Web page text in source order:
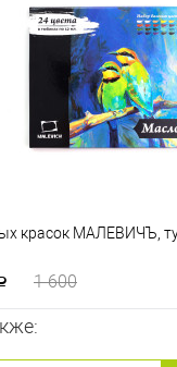
красок МАЛЕВИЧЪ,
1 600